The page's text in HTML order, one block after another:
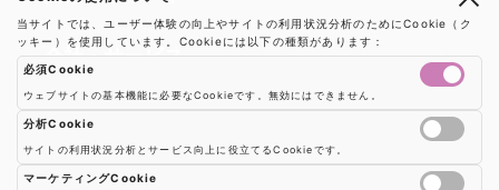
RFIDチップ・モジュール
RFIDアンテナ
RFIDプリンター
RFIDタグ
ソリューション
RFIDとセンサー
マシンビジョン
防爆製品
RFIDシールド
技術記事一覧
活用事例
よくある質問
用語集
会社・サービス
会社概要
お知らせ
事業内容
事業内容一覧
当サイトでは、ユーザー体験の向上やサイトの利用状況分析のためにCookie（ク
ッキー）を使用しています。Cookieには以下の種類があります：
必須Cookie
ウェブサイトの基本機能に必要なCookieです。無効にはできません。
分析Cookie
サイトの利用状況分析とサービス向上に役立てるCookieです。
Google AnalyticsやGoogle Tag Managerなどの分析ツールのCookieを制御しま
マーケティングCookie